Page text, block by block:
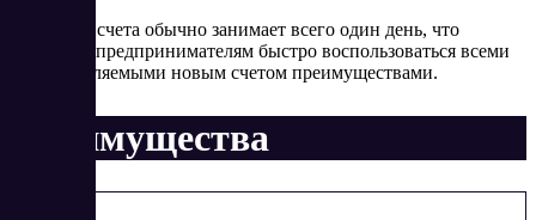
Открытие счета обычно занимает всего один день, что
позволяет предпринимателям быстро воспользоваться всеми
предоставляемыми новым счетом преимуществами.
Преимущества